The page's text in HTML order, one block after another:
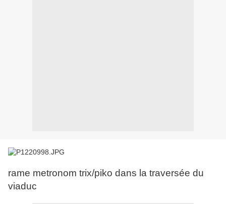
rame metronom trix/piko dans la traversée du
viaduc